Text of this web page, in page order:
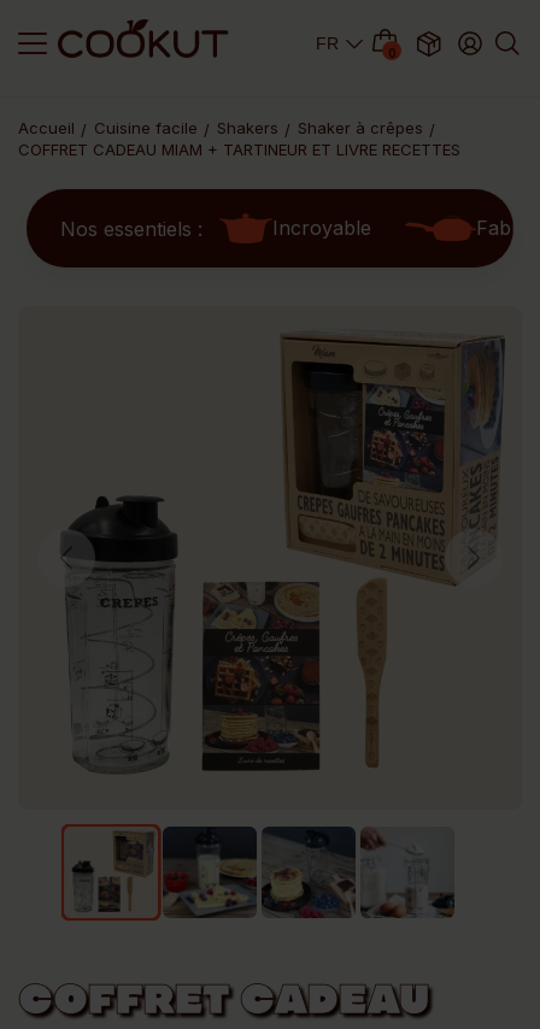
0
Accueil Cuisine facile Shakers
Shaker à crêpes
COFFRET CADEAU MIAM + TARTINEUR ET LIVRE RECETTES
Nos essentiels : Incroyable
Previous Next
COFFRET CADEAU